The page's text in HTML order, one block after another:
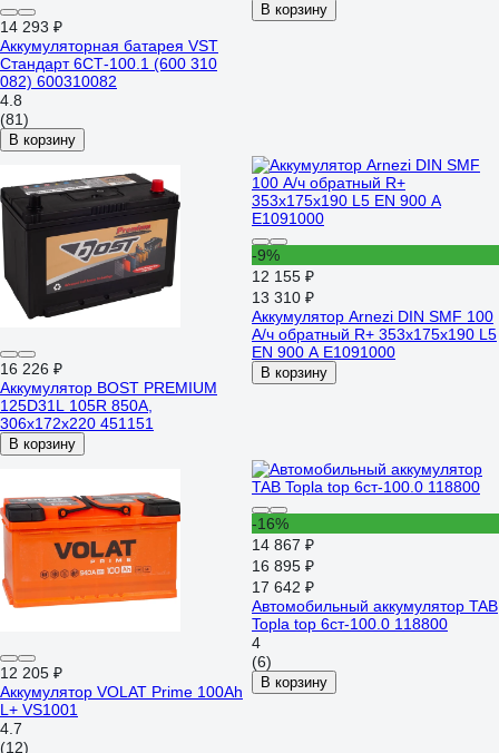
14 293 ₽
Аккумуляторная батарея VST
Стандарт 6СТ-100.1 (600 310
082) 600310082
4.8
(81)
В корзину
В корзину
16 226 ₽
Аккумулятор BOST PREMIUM
125D31L 105R 850A,
306x172x220 451151
В корзину
-9%
12 155 ₽
13 310 ₽
Аккумулятор Arnezi DIN SMF 100
А/ч обратный R+ 353x175x190 L5
EN 900 А E1091000
В корзину
12 205 ₽
Аккумулятор VOLAT Prime 100Ah
L+ VS1001
4.7
(12)
-16%
14 867 ₽
16 895 ₽
17 642 ₽
Автомобильный аккумулятор TAB
Topla top 6ст-100.0 118800
4
(6)
В корзину